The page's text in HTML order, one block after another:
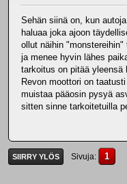
Sehän siinä on, kun
haluaa joka ajoon
ollut näihin
ja menee hyvin lähes
tarkoitus on pitää
Revon moottori on
muistaa pääosin pysyä
sitten sinne tarkoitetuilla
SIIRRY YLÖS Sivuja 1